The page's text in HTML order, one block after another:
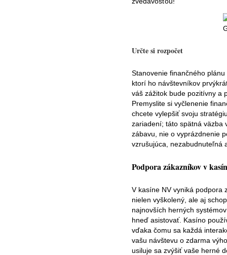
Určte si rozpočet
Stanovenie finančného
ktorí ho návštevníkov
váš zážitok bude pozitívny a
Premyslite si vyčlenenie
chcete vylepšiť svoju
zariadení; táto spätná väzba
zábavu, nie o vyprázdnenie
vzrušujúca, nezabudnuteľná
Podpora zákazníkov v
V kasíne NV vyniká podpora
nielen vyškolený, ale aj
najnovších herných
hneď asistovať. Kasíno
vďaka čomu sa každá
vašu návštevu o zdarma
usiluje sa zvýšiť vaše herné